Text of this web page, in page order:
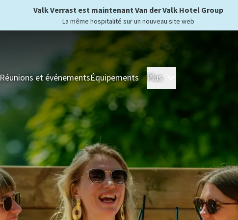
Valk Verrast est maintenant Van der Valk Hotel Group
La même hospitalité sur un nouveau site web
Réunions et événementsÉquipements Plus